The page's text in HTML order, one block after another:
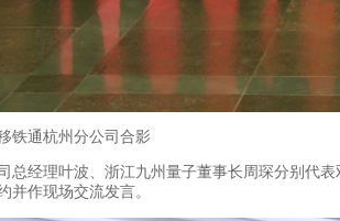
铁通杭州分公司合影
总经理叶波、浙江九州量子董事长周琛分别代
并作现场交流发言。